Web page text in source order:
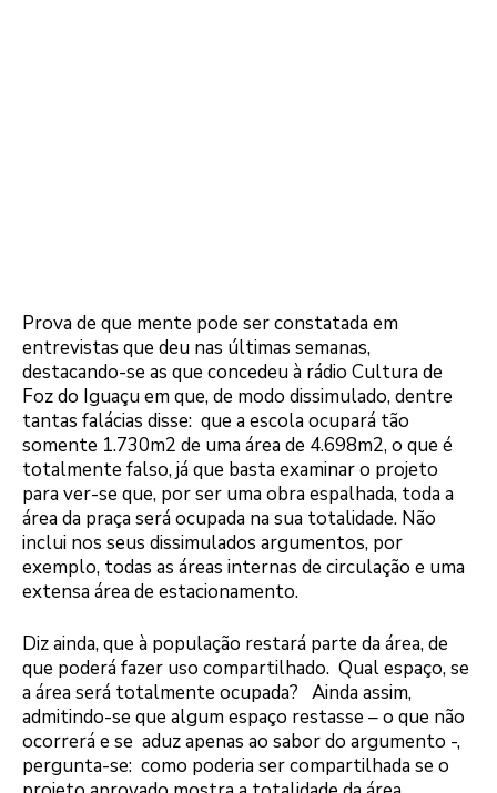
Prova de que mente pode ser constatada em
entrevistas que deu nas últimas semanas,
destacando-se as que concedeu à rádio Cultura de
Foz do Iguaçu em que, de modo dissimulado, dentre
tantas falácias disse: que a escola ocupará tão
somente 1.730m2 de uma área de 4.698m2, o que é
totalmente falso, já que basta examinar o projeto
para ver-se que, por ser uma obra espalhada, toda a
área da praça será ocupada na sua totalidade. Não
inclui nos seus dissimulados argumentos, por
exemplo, todas as áreas internas de circulação e uma
extensa área de estacionamento.
Diz ainda, que à população restará parte da área, de
que poderá fazer uso compartilhado. Qual espaço, se
a área será totalmente ocupada? Ainda assim,
admitindo-se que algum espaço restasse – o que não
ocorrerá e se aduz apenas ao sabor do argumento -,
pergunta-se: como poderia ser compartilhada se o